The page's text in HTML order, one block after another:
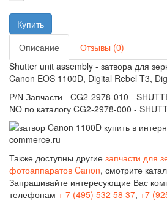
Описание
Отзывы (0)
Shutter unit assembly - затвора для
Canon EOS 1100D, Digital Rebel T3,
P/N Запчасти - CG2-2978-010 -
NO по каталогу CG2-2978-000 -
Также доступны другие запчасти для
фотоаппаратов Canon, смотрите
Запрашивайте интересующие Вас
телефонам + 7 (495) 532 58 37, +7